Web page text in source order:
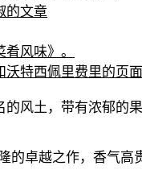
的文章
风味》。
特西佩里费里的页
风土，带有浓郁的果
的卓越之作，香气高